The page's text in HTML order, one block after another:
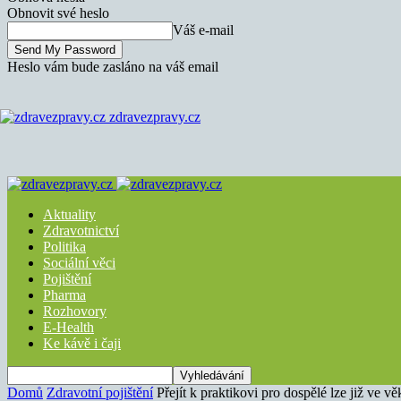
Obnovit své heslo
Váš e-mail
Heslo vám bude zasláno na váš email
zdravezpravy.cz
Aktuality
Zdravotnictví
Politika
Sociální věci
Pojištění
Pharma
Rozhovory
E-Health
Ke kávě i čaji
Domů Zdravotní pojištění Přejít k praktikovi pro dospělé lze již ve